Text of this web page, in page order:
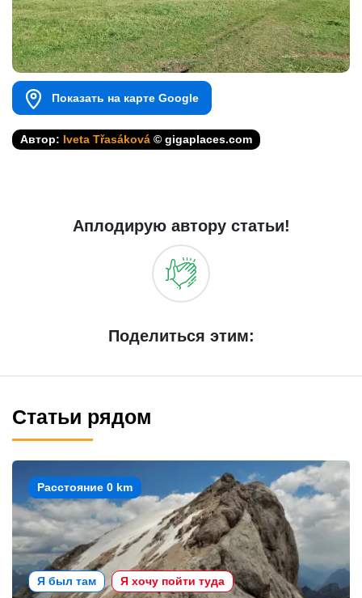
Показать на карте Google
Автор: Iveta Třasáková © gigaplaces.com
Аплодирую автору статьи!
Поделиться этим:
Статьи рядом
Расстояние 0 km
Я был там Я хочу пойти туда